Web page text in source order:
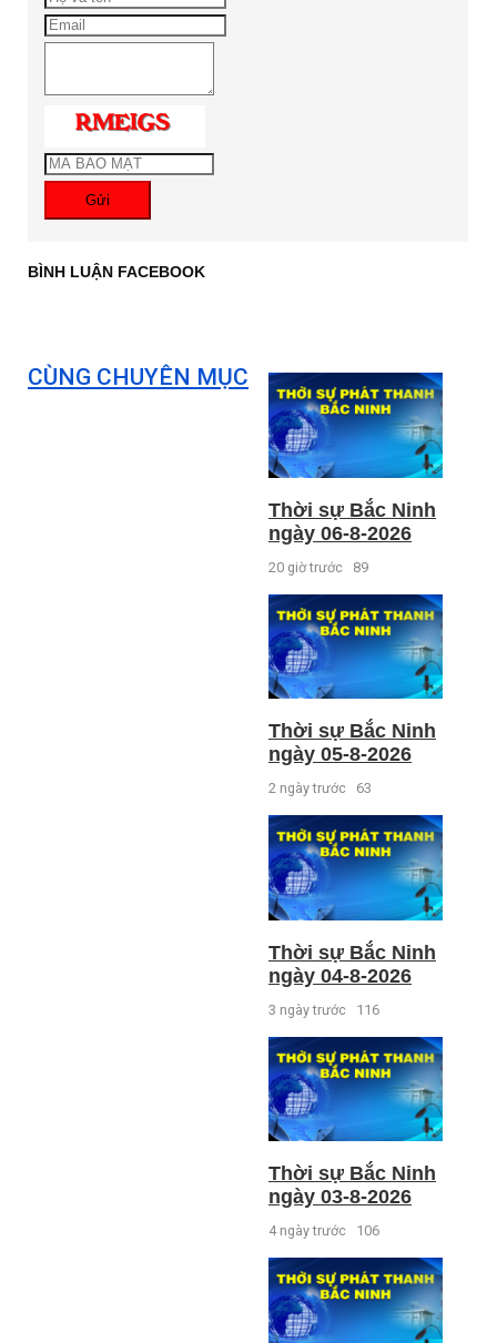
Gửi
BÌNH LUẬN FACEBOOK
CÙNG CHUYÊN MỤC
Thời sự Bắc Ninh
ngày 06-8-2026
20 giờ trước 89
Thời sự Bắc Ninh
ngày 05-8-2026
2 ngày trước 63
Thời sự Bắc Ninh
ngày 04-8-2026
3 ngày trước 116
Thời sự Bắc Ninh
ngày 03-8-2026
4 ngày trước 106